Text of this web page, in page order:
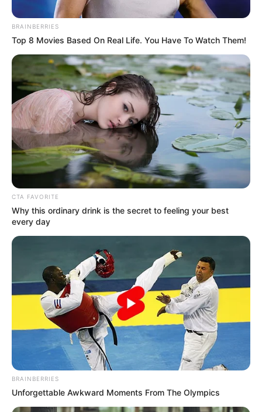
BRAINBERRIES
Top 8 Movies Based On Real Life. You Have To Watch Them!
CTA FAVORITE
Why this ordinary drink is the secret to feeling your best
every day
BRAINBERRIES
Unforgettable Awkward Moments From The Olympics